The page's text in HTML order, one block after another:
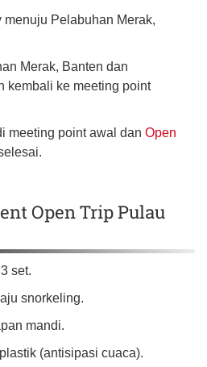
menuju Pelabuhan Merak,
Merak, Banten dan
kembali ke meeting point
meeting point awal dan Open
Open Trip Pulau
set.
snorkeling.
mandi.
(antisipasi cuaca).